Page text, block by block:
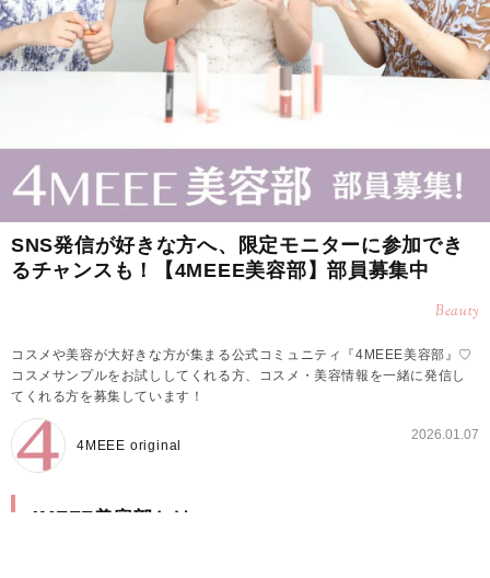
SNS発信が好きな方へ、限定モニターに参加でき
るチャンスも！【4MEEE美容部】部員募集中
Beauty
コスメや美容が大好きな方が集まる公式コミュニティ『4MEEE美容部』♡
コスメサンプルをお試ししてくれる方、コスメ・美容情報を一緒に発信し
てくれる方を募集しています！
4MEEE original
2026.01.07
4MEEE美容部とは